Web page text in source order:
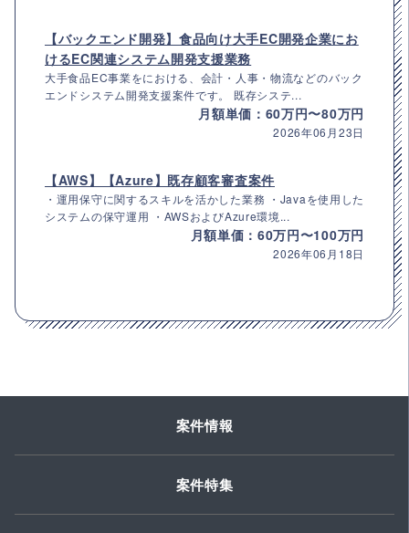
【バックエンド開発】食品向け大手EC開発企業にお
けるEC関連システム開発支援業務
大手食品EC事業をにおける、会計・人事・物流などのバック
エンドシステム開発支援案件です。 既存システ...
月額単価：60万円〜80万円
2026年06月23日
【AWS】【Azure】既存顧客審査案件
・運用保守に関するスキルを活かした業務 ・Javaを使用した
システムの保守運用 ・AWSおよびAzure環境...
月額単価：60万円〜100万円
2026年06月18日
案件情報
案件特集